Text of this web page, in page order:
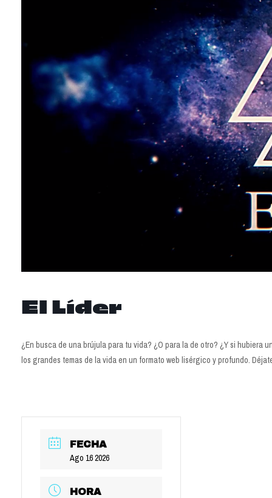
El Líder
¿En busca de una brújula para tu vida? ¿O para la de otro? ¿Y si hubiera
los grandes temas de la vida en un formato web lisérgico y profundo.
FECHA
Ago 16 2026
HORA